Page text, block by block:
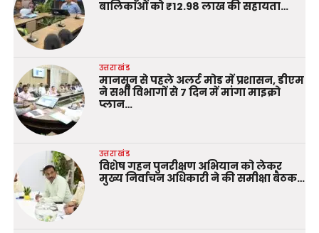
बालिकाओं को ₹12.98 लाख की सहायता…
उत्तराखंड
मानसून से पहले अलर्ट मोड में प्रशासन, डीएम
ने सभी विभागों से 7 दिन में मांगा माइक्रो
प्लान…
उत्तराखंड
विशेष गहन पुनरीक्षण अभियान को लेकर
मुख्य निर्वाचन अधिकारी ने की समीक्षा बैठक…